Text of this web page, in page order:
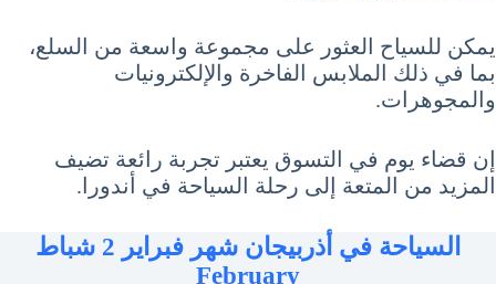
يمكن للسياح العثور على مجموعة واسعة من السلع،
بما في ذلك الملابس الفاخرة والإلكترونيات
والمجوهرات.
إن قضاء يوم في التسوق يعتبر تجربة رائعة تضيف
المزيد من المتعة إلى رحلة السياحة في أندورا.
السياحة في أذربيجان شهر فبراير 2 شباط
February